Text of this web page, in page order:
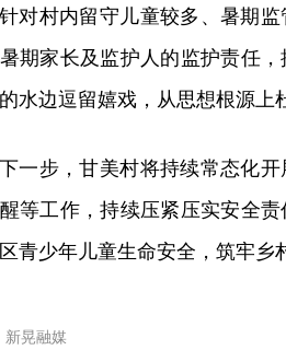
针对村内留守儿童较多、暑期
期家长及监护人的监护责任
水边逗留嬉戏，从思想根源上
下一步，甘美村将持续常态化
等工作，持续压紧压实安全
青少年儿童生命安全，筑牢乡
新晃融媒